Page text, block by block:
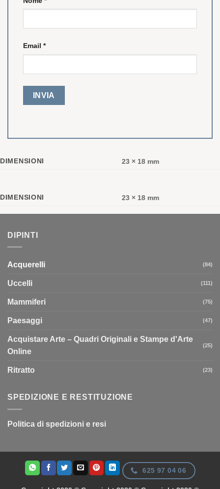
Email *
DIMENSIONI 23 × 18 mm
DIMENSIONI 23 × 18 mm
DIPINTI
Acquerelli (84)
Uccelli (111)
Mammiferi (75)
Paesaggi (47)
Acquistare Arte – Quadri Originali e Stampe d'Arte
Online
(25)
Ritratto (23)
SPEDIZIONE E RESTITUZIONE
Politica di spedizioni e resi
625 97 04 06